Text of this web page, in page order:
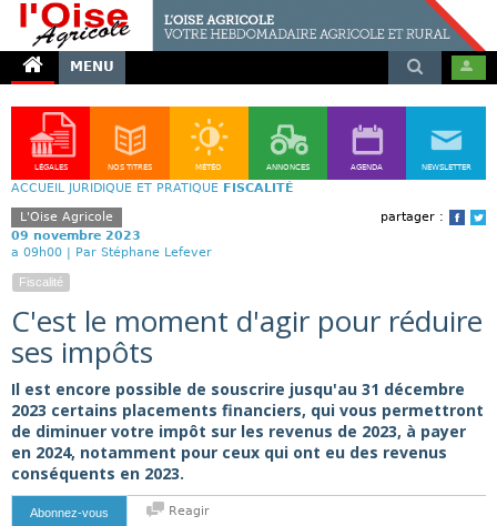
MENU
LÉGALES NOS TITRES MÉTÉO ANNONCES AGENDA NEWSLETTER
ACCUEIL JURIDIQUE ET PRATIQUE FISCALITÉ
partager :
L'Oise Agricole
09 novembre 2023
a 09h00 | Par Stéphane Lefever
Fiscalité
C'est le moment d'agir pour réduire
ses impôts
Il est encore possible de souscrire jusqu'au 31 décembre
2023 certains placements financiers, qui vous permettront
de diminuer votre impôt sur les revenus de 2023, à payer
en 2024, notamment pour ceux qui ont eu des revenus
conséquents en 2023.
Abonnez-vous Reagir